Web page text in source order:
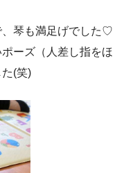
、琴も満足げでした♡
ーズ（人差し指をほ
(笑)